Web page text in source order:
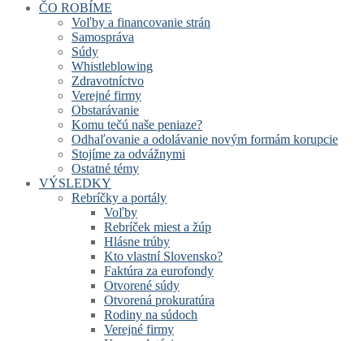
ČO ROBÍME
Voľby a financovanie strán
Samospráva
Súdy
Whistleblowing
Zdravotníctvo
Verejné firmy
Obstarávanie
Komu tečú naše peniaze?
Odhaľovanie a odolávanie novým formám korupcie
Stojíme za odvážnymi
Ostatné témy
VÝSLEDKY
Rebríčky a portály
Voľby
Rebríček miest a žúp
Hlásne trúby
Kto vlastní Slovensko?
Faktúra za eurofondy
Otvorené súdy
Otvorená prokuratúra
Rodiny na súdoch
Verejné firmy